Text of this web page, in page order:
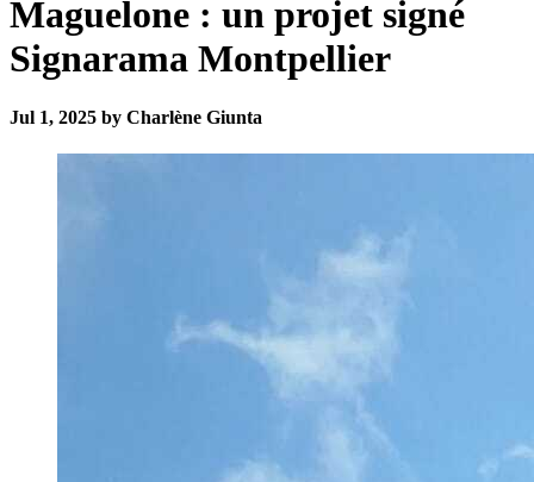
Maguelone : un projet signé
Signarama Montpellier
Jul 1, 2025 by Charlène Giunta